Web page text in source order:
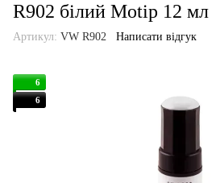
R902 білий Motip 12 мл
Артикул: VW R902 Написати відгук
6
6